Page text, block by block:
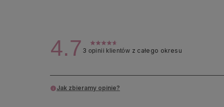
4.7 3 opinii klientów z całego okresu
Jak zbieramy opinie?